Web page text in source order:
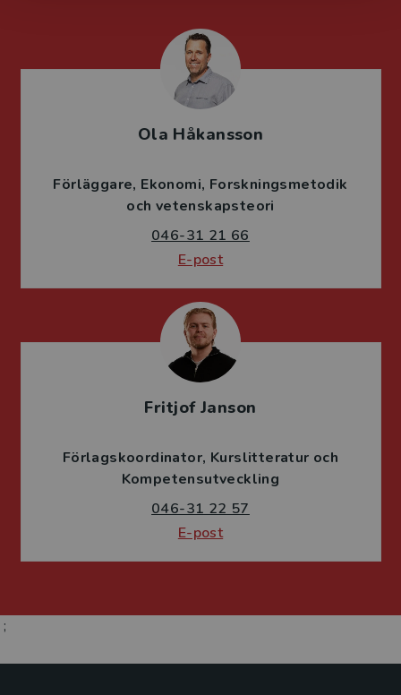
Ola Håkansson
Förläggare Ekonomi Forskningsmetodik
och vetenskapsteori
046-31 21 66
E-post
Fritjof Janson
Förlagskoordinator Kurslitteratur och
Kompetensutveckling
046-31 22 57
E-post
;